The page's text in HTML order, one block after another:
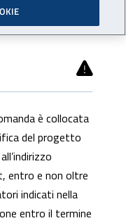
è collocata
del progetto
entro e non oltre
indicati nella
entro il termine